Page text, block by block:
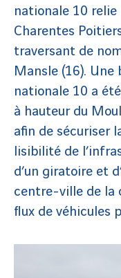
nationale 10
Charentes
traversant de
Mansle (16).
nationale 10 a
à hauteur du
afin de sécuriser
lisibilité de
d’un giratoire et
centre-ville de la
flux de véhicules